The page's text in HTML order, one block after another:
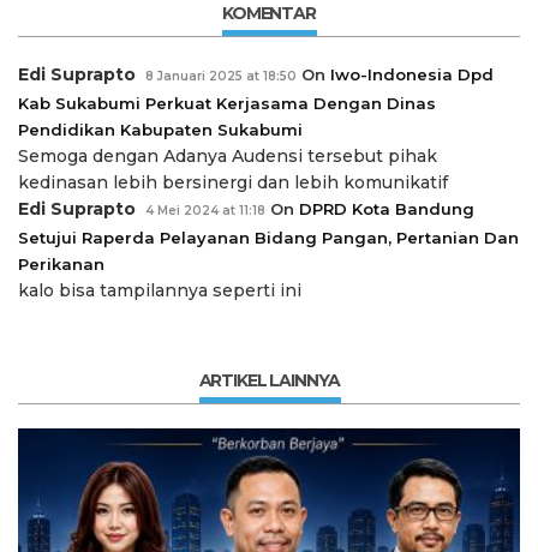
KOMENTAR
Edi Suprapto 8 Januari 2025 at 18:50 On Iwo-Indonesia Dpd
Kab Sukabumi Perkuat Kerjasama Dengan Dinas
Pendidikan Kabupaten Sukabumi
Semoga dengan Adanya Audensi tersebut pihak
kedinasan lebih bersinergi dan lebih komunikatif
Edi Suprapto
4 Mei 2024 at 11:18 On DPRD Kota Bandung
Setujui Raperda Pelayanan Bidang Pangan, Pertanian Dan
Perikanan
kalo bisa tampilannya seperti ini
ARTIKEL LAINNYA